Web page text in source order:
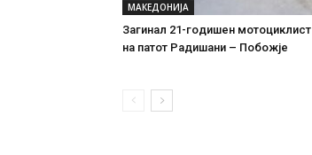
МАКЕДОНИЈА
Загинал 21-годишен мотоциклист
на патот Радишани – Побожје